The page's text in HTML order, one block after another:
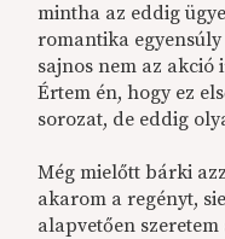
mintha az eddig
romantika
sajnos nem az akció
Értem én, hogy ez
sorozat, de eddig
Még mielőtt bárki
akarom a regényt,
alapvetően